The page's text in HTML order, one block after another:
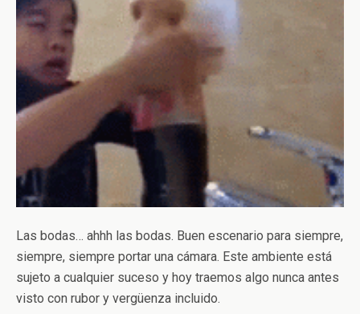
Las bodas… ahhh las bodas. Buen escenario para siempre,
siempre, siempre portar una cámara. Este ambiente está
sujeto a cualquier suceso y hoy traemos algo nunca antes
visto con rubor y vergüenza incluido.